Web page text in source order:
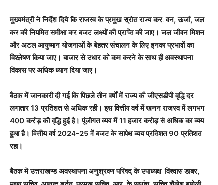
मुख्यमंत्री ने निर्देश दिये कि राजस्व के प्रमुख स्रोत राज्य कर, वन, ऊर्जा, जल
कर की नियमित समीक्षा कर बजट लक्ष्यों की प्राप्ति की जाए। जल जीवन मिशन
और अटल आयुष्मान योजनाओं के बेहतर संचालन के लिए इनका प्रभावों का
विश्लेषण किया जाए। बाजार से उधार को कम करने के साथ ही अवस्थापना
विकास पर अधिक ध्यान दिया जाए।
बैठक में जानकारी दी गई कि पिछले तीन वर्षों में राज्य की जीएसडीपी वृद्धि दर
लगातार 13 प्रतिशत से अधिक रही। इस वित्तीय वर्ष में खनन राजस्व में लगभग
400 करोड़ की वृद्धि हुई है। पूंजीगत व्यय में 11 हजार करोड़ से अधिक का व्यय
हुआ है। वित्तीय वर्ष 2024-25 में बजट के सापेक्ष व्यय प्रतिशत 90 प्रतिशत
रहा।
बैठक में उत्तराखण्ड अवस्थापना अनुश्रवण परिषद् के उपाध्यक्ष विश्वास डाबर,